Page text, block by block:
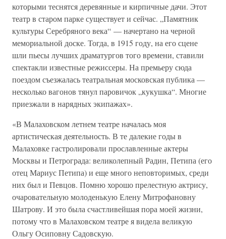
которыми теснятся деревянные и кирпичные дачи. Этот
театр в старом парке существует и сейчас. „Памятник
культуры Серебряного века“ — начертано на черной
мемориальной доске. Тогда, в 1915 году, на его сцене
шли пьесы лучших драматургов того времени, ставили
спектакли известные режиссеры. На премьеру сюда
поездом съезжалась театральная московская публика —
несколько вагонов тянул паровичок „кукушка“. Многие
приезжали в нарядных экипажах».
«В Малаховском летнем театре началась моя
артистическая деятельность. В те далекие годы в
Малаховке гастролировали прославленные актеры
Москвы и Петрограда: великолепный Радин, Петипа (его
отец Мариус Петипа) и еще много неповторимых, среди
них был и Певцов. Помню хорошо прелестную актрису,
очаровательную молоденькую Елену Митрофановну
Шатрову. И это была счастливейшая пора моей жизни,
потому что в Малаховском театре я видела великую
Ольгу Осиповну Садовскую.